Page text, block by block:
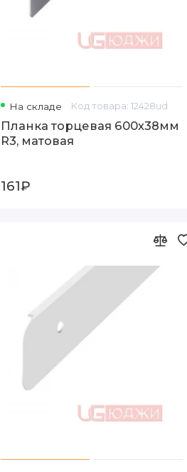
На складе Код товара: 12428ud
Планка торцевая 600х38мм
R3, матовая
161₽